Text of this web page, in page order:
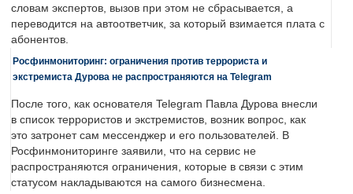
словам экспертов, вызов при этом не сбрасывается, а
переводится на автоответчик, за который взимается плата с
абонентов.
Росфинмониторинг: ограничения против террориста и
экстремиста Дурова не распространяются на Telegram
После того, как основателя Telegram Павла Дурова внесли
в список террористов и экстремистов, возник вопрос, как
это затронет сам мессенджер и его пользователей. В
Росфинмониторинге заявили, что на сервис не
распространяются ограничения, которые в связи с этим
статусом накладываются на самого бизнесмена.